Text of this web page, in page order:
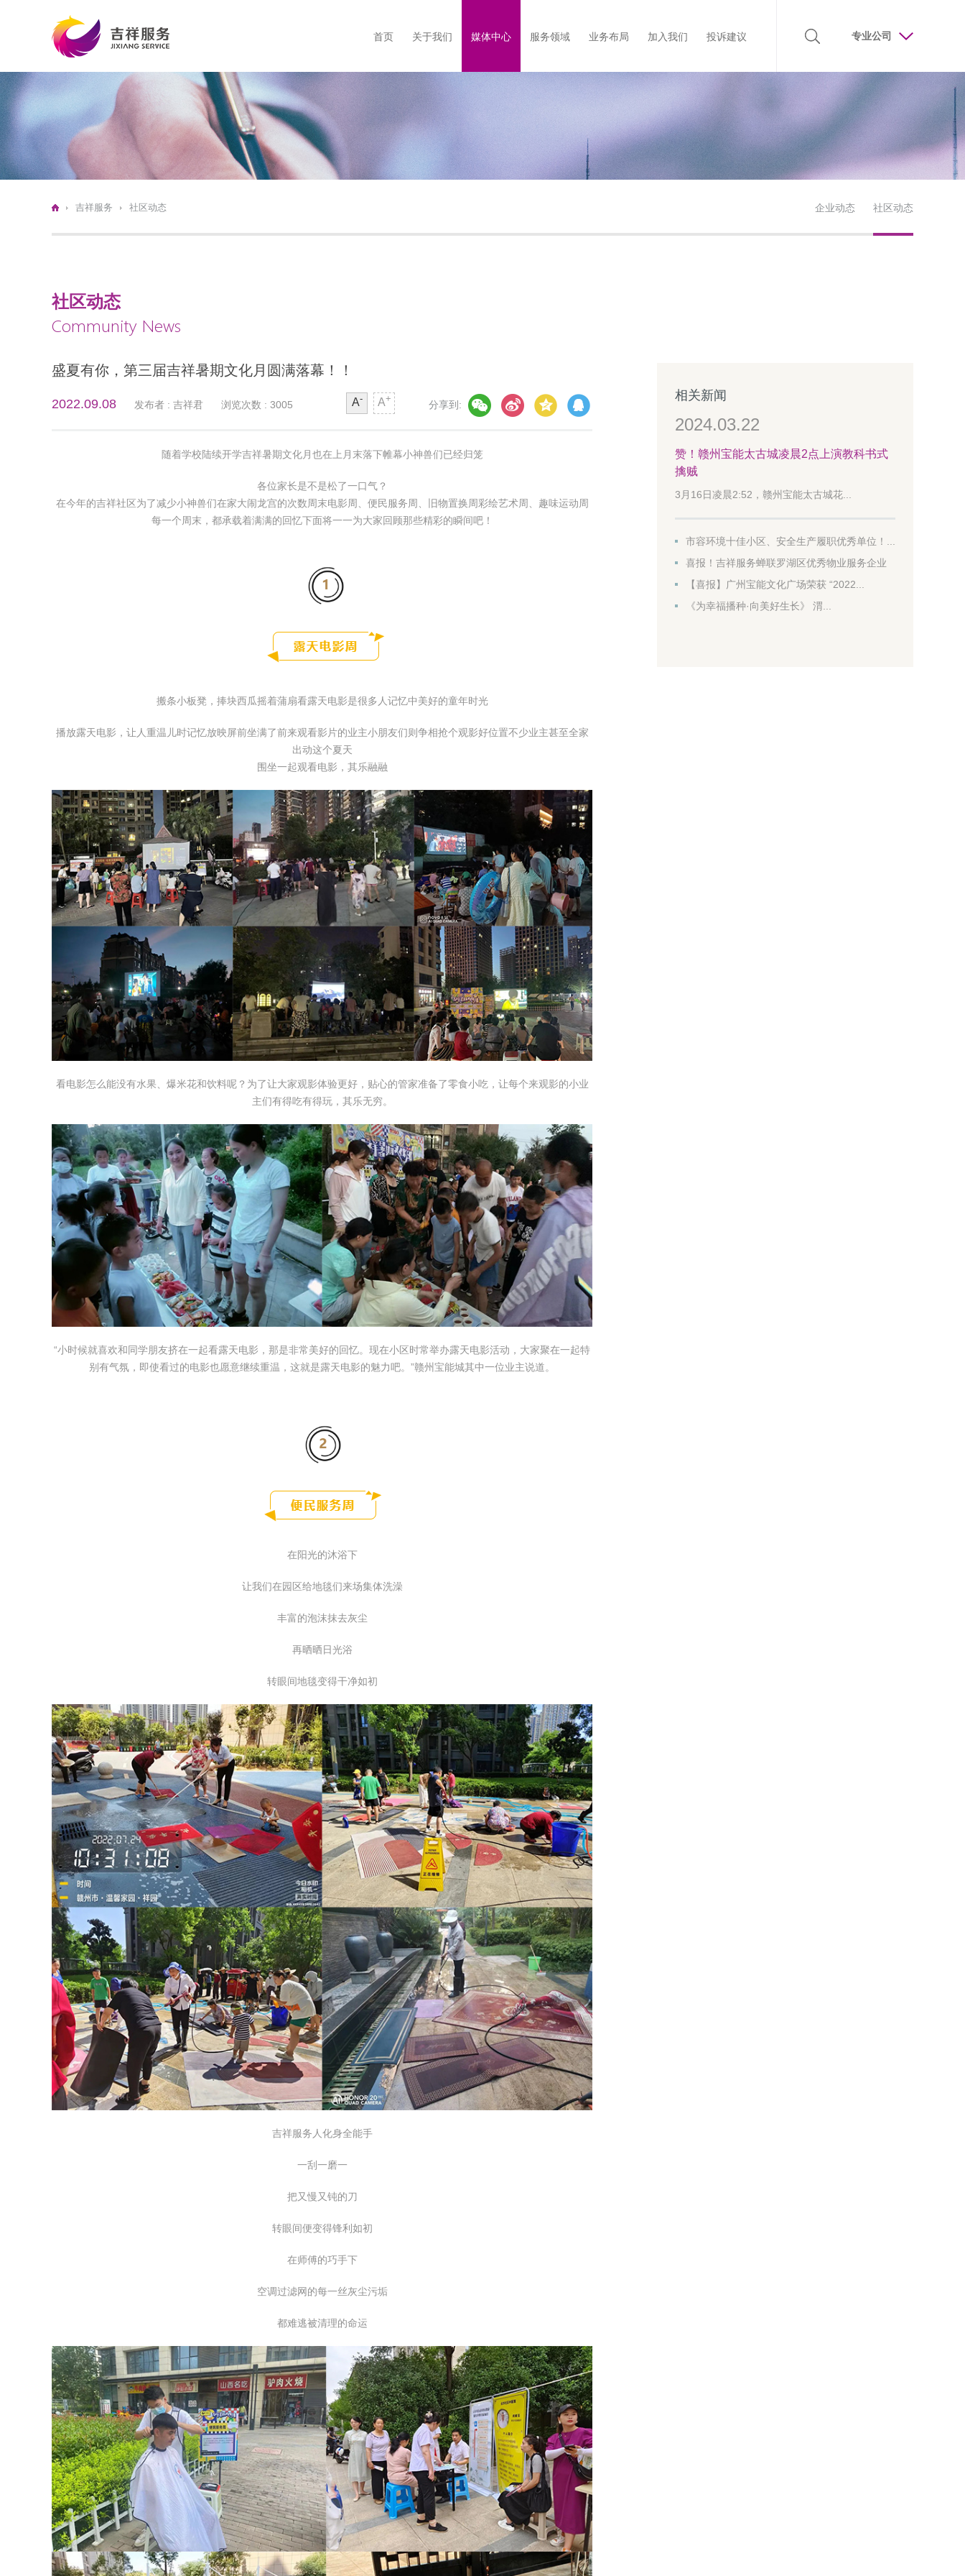
首页 关于我们 媒体中心 服务领域 业务布局 加入我们 投诉建议 专业公司
吉祥服务 社区动态 企业动态 社区动态
社区动态
Community News
盛夏有你，第三届吉祥暑期文化月圆满落幕！！
2022.09.08 发布者 : 吉祥君 浏览次数 : 3005 分享到:
A- A+
随着学校陆续开学吉祥暑期文化月也在上月末落下帷幕小神兽们已经归笼
各位家长是不是松了一口气？
在今年的吉祥社区为了减少小神兽们在家大闹龙宫的次数周末电影周、便民服务周、旧物置换周彩绘艺术周、趣味运动周
每一个周末，都承载着满满的回忆下面将一一为大家回顾那些精彩的瞬间吧！
搬条小板凳，捧块西瓜摇着蒲扇看露天电影是很多人记忆中美好的童年时光
播放露天电影，让人重温儿时记忆放映屏前坐满了前来观看影片的业主小朋友们则争相抢个观影好位置不少业主甚至全家
出动这个夏天
围坐一起观看电影，其乐融融
看电影怎么能没有水果、爆米花和饮料呢？为了让大家观影体验更好，贴心的管家准备了零食小吃，让每个来观影的小业
主们有得吃有得玩，其乐无穷。
“小时候就喜欢和同学朋友挤在一起看露天电影，那是非常美好的回忆。现在小区时常举办露天电影活动，大家聚在一起特
别有气氛，即使看过的电影也愿意继续重温，这就是露天电影的魅力吧。”赣州宝能城其中一位业主说道。
在阳光的沐浴下
让我们在园区给地毯们来场集体洗澡
丰富的泡沫抹去灰尘
再晒晒日光浴
转眼间地毯变得干净如初
吉祥服务人化身全能手
一刮一磨一
把又慢又钝的刀
转眼间便变得锋利如初
在师傅的巧手下
空调过滤网的每一丝灰尘污垢
都难逃被清理的命运
相关新闻
2024.03.22
赞！赣州宝能太古城凌晨2点上演教科书式
擒贼
3月16日凌晨2:52，赣州宝能太古城花...
市容环境十佳小区、安全生产履职优秀单位！...
喜报！吉祥服务蝉联罗湖区优秀物业服务企业
【喜报】广州宝能文化广场荣获 “2022...
《为幸福播种·向美好生长》 渭...